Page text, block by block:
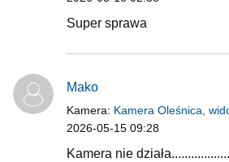
Super sprawa
Mako
Kamera: Kamera Oleśnica,
2026-05-15 09:28
Kamera nie